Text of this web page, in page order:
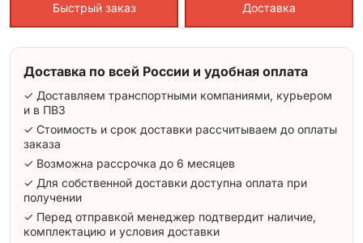
Быстрый заказ Доставка
Доставка по всей России и удобная оплата
✓ Доставляем транспортными компаниями, курьером
и в ПВЗ
✓ Стоимость и срок доставки рассчитываем до оплаты
заказа
✓ Возможна рассрочка до 6 месяцев
✓ Для собственной доставки доступна оплата при
получении
✓ Перед отправкой менеджер подтвердит наличие,
комплектацию и условия доставки